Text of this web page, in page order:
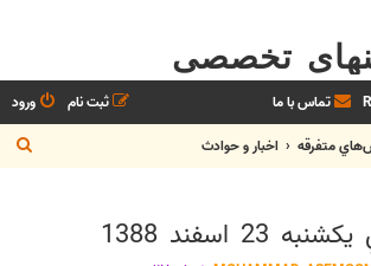
تخصصی
تماس با ما ورود
ثبت نام
متفرقه اخبار و حوادث
س
اسفند 1388